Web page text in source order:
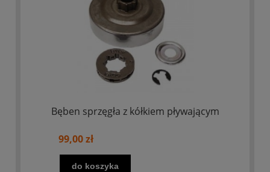
Bęben sprzęgła z kółkiem pływającym
99,00 zł
do koszyka